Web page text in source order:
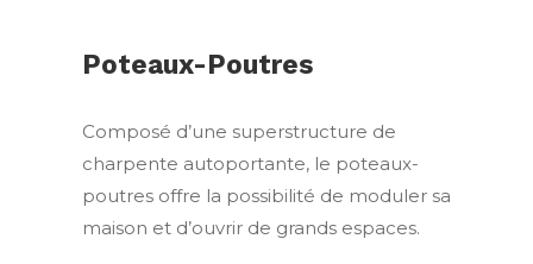
Poteaux-Poutres
Composé d’une superstructure de
charpente autoportante, le poteaux-
poutres offre la possibilité de moduler sa
maison et d’ouvrir de grands espaces.